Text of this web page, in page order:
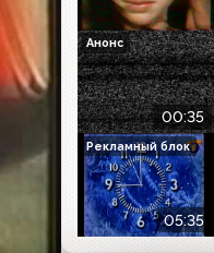
00:35
Анонс
05:35
Рекламный блок